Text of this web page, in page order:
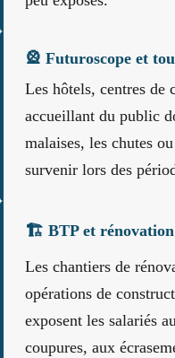
🎡 Futuroscope et
Les hôtels, centres de
accueillant du public
malaises, les chutes
survenir lors des
🏗️ BTP et rénovation
Les chantiers de
opérations de
exposent les salariés
coupures, aux